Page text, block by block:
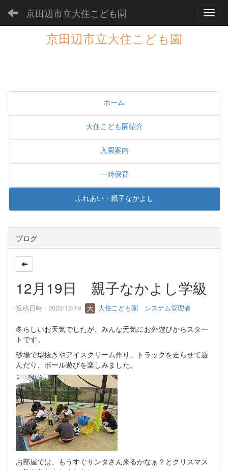
京田辺市立大住こども園
京田辺市立大住こども園
ホーム
大住こども園紹介
入園案内
一時保育
ふれあい・親子なかよし
ブログ
12月19日 親子なかよし学級
投稿日時 : 2023/12/19 大住こども園 システム管理者
冬らしいお天気でしたが、みんな元気にお外遊びからスター
トです。
砂場で型抜きやアイスクリーム作り、トラックを走らせて遊
んだり、ボール遊びを楽しみました。
お部屋では、もうすぐサンタさん来るかなぁ？とクリスマス